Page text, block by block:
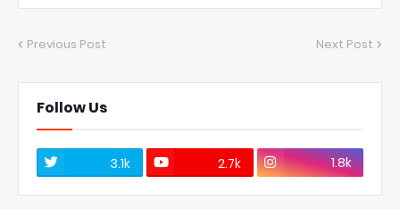
Previous Post Next Post
Follow Us
3.1k 2.7k 1.8k